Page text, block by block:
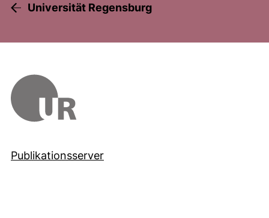
Universität Regensburg
Publikationsserver